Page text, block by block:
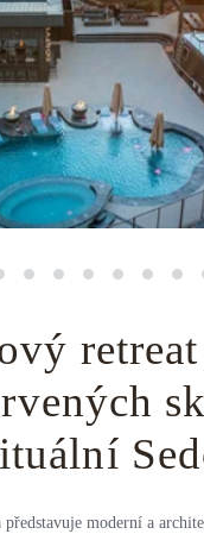
představuje moderní a
pláži
víkend